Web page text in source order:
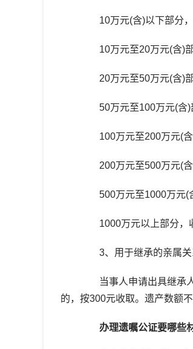
10万元(含)以下部分，
10万元至20万元(含)部
20万元至50万元(含)部
50万元至100万元(含)
100万元至200万元(含)
200万元至500万元(含)
500万元至1000万元(
1000万元以上部分，收
3、用于继承的亲属关
当事人申请出具继承人
的，按300元收取。遗产数额
办理遗嘱公证要哪些